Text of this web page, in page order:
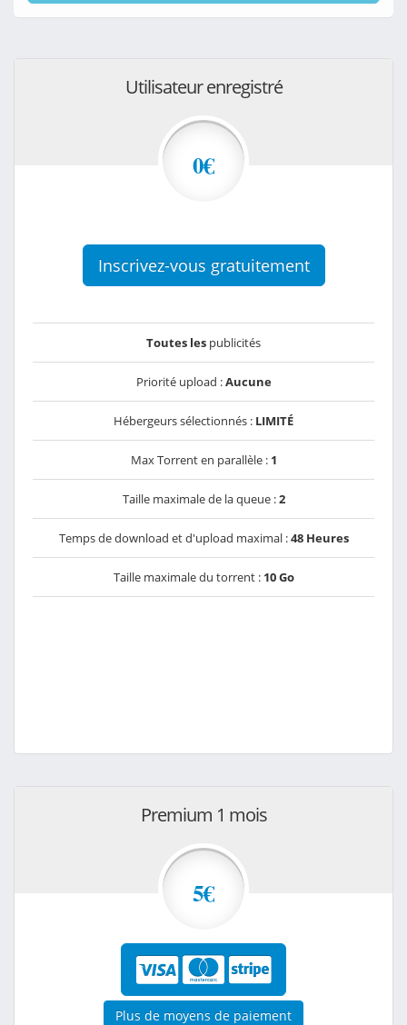
Utilisateur enregistré
0€
Inscrivez-vous gratuitement
Toutes les publicités
Priorité upload :Aucune
Hébergeurs sélectionnés : LIMITÉ
Max Torrent en parallèle : 1
Taille maximale de la queue :2
Temps de download et d'upload maximal :48 Heures
Taille maximale du torrent : 10 Go
Premium 1 mois
5€
Plus de moyens de paiement